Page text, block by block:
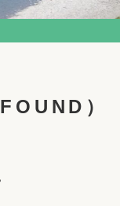
）